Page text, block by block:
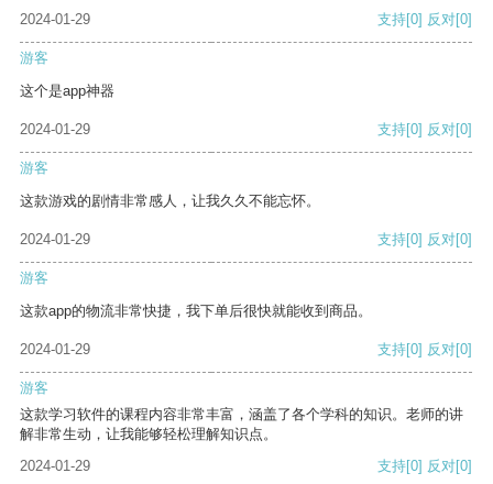
2024-01-29
支持[0] 反对[0]
游客
这个是app神器
2024-01-29 支持[0] 反对[0]
游客
这款游戏的剧情非常感人，让我久久不能忘怀。
2024-01-29 支持[0] 反对[0]
游客
这款app的物流非常快捷，我下单后很快就能收到商品。
2024-01-29 支持[0] 反对[0]
游客
这款学习软件的课程内容非常丰富，涵盖了各个学科的知识。老师的讲
解非常生动，让我能够轻松理解知识点。
2024-01-29
支持[0] 反对[0]